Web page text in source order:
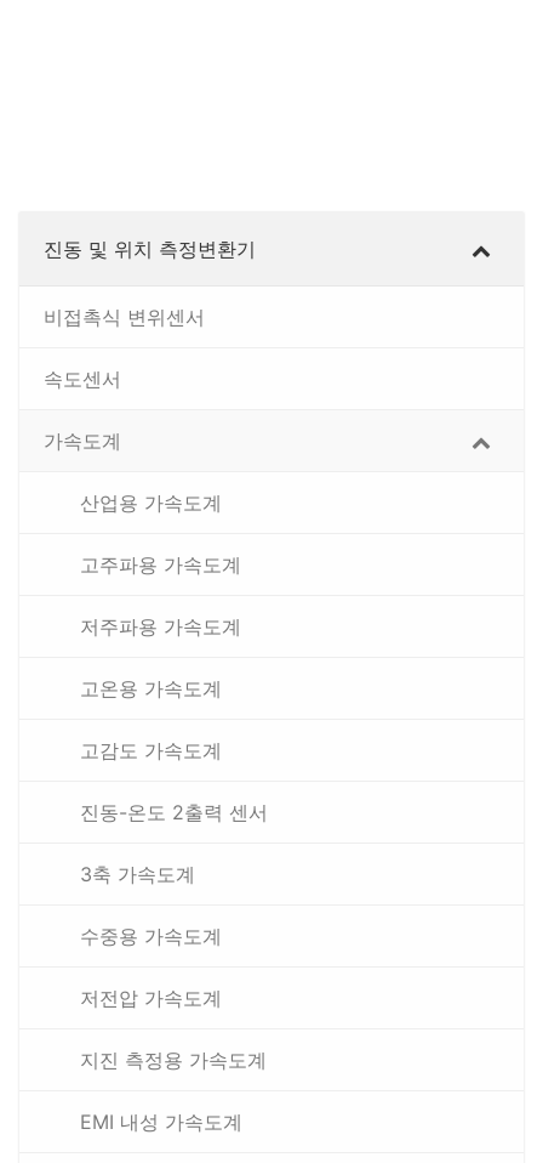
진동 및 위치 측정변환기
비접촉식 변위센서
속도센서
가속도계
산업용 가속도계
고주파용 가속도계
저주파용 가속도계
고온용 가속도계
고감도 가속도계
진동-온도 2출력 센서
3축 가속도계
수중용 가속도계
저전압 가속도계
지진 측정용 가속도계
EMI 내성 가속도계